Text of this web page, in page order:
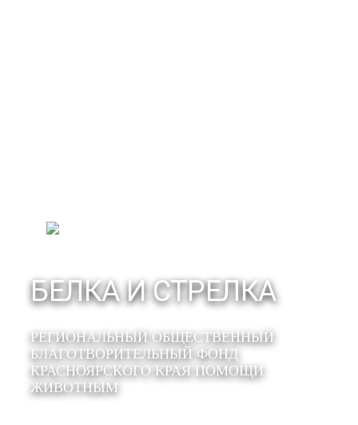
БЕЛКА И СТРЕЛКА
РЕГИОНАЛЬНЫЙ ОБЩЕСТВЕННЫЙ
БЛАГОТВОРИТЕЛЬНЫЙ ФОНД
КРАСНОЯРСКОГО КРАЯ ПОМОЩИ
ЖИВОТНЫМ